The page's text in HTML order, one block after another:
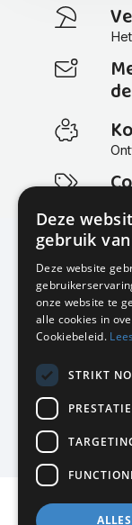
KMP
Airport Business
Frankfurtstraat 29-
1175 RH Lijnden
020-617 01 26
Facebook
Instagram
KMP
GENOEMDE
Deze
gebruik
Deze website
onze website te
alle cookies in
Cookiebeleid.
STRIKT
PRESTATIE